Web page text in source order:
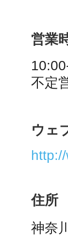
営業
不定
ウェ
住所
神奈